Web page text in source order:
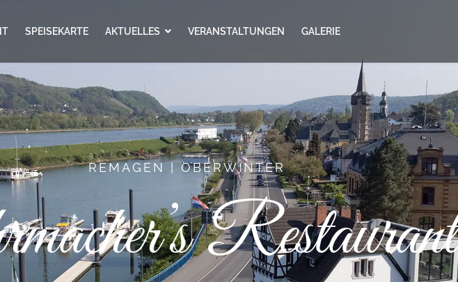
SPEISEKARTE AKTUELLES VERANSTALTUNGEN GALERIE
REMAGEN | OBERWINTER
Restaurant